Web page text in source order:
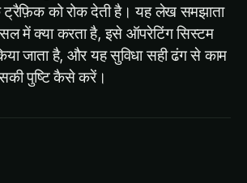
ट्रैफ़िक को रोक देती है। यह लेख समझाता
में क्या करता है, इसे ऑपरेटिंग सिस्टम
जाता है, और यह सुविधा सही ढंग से काम
पुष्टि कैसे करें।